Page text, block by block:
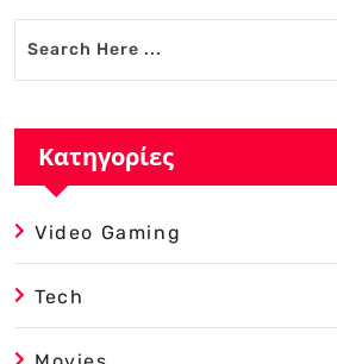
Κατηγορίες
Video Gaming
Tech